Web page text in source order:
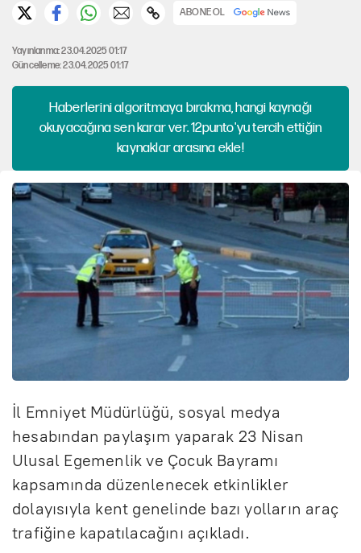
ABONE OL
Yayınlanma: 23.04.2025 01:17
Güncelleme: 23.04.2025 01:17
Haberlerini algoritmaya bırakma, hangi kaynağı
okuyacağına sen karar ver. 12punto'yu tercih ettiğin
kaynaklar arasına ekle!
İl Emniyet Müdürlüğü, sosyal medya
hesabından paylaşım yaparak 23 Nisan
Ulusal Egemenlik ve Çocuk Bayramı
kapsamında düzenlenecek etkinlikler
dolayısıyla kent genelinde bazı yolların araç
trafiğine kapatılacağını açıkladı.